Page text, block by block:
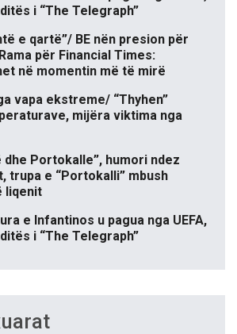
i “The Telegraph”
e qartë”/ BE nën presion për
për Financial Times:
në momentin më të mirë
vapa ekstreme/ “Thyhen”
mijëra viktima nga
dhe Portokalle”, humori ndez
trupa e “Portokalli” mbush
liqenit
e Infantinos u pagua nga UEFA,
i “The Telegraph”